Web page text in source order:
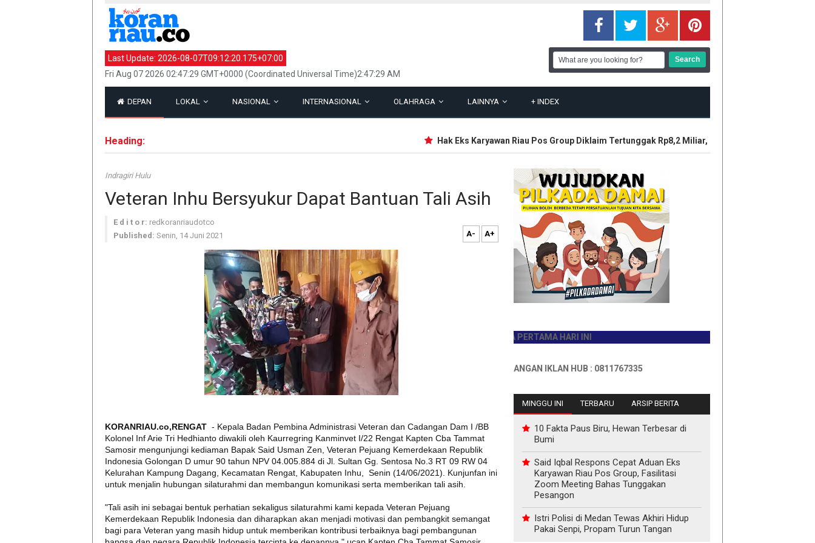
Last Update: 2026-08-07T09:12:20.175+07:00
Fri Aug 07 2026 02:47:29 GMT+0000 (Coordinated Universal Time)2:47:29 AM
DEPAN LOKAL NASIONAL INTERNASIONAL OLAHRAGA LAINNYA + INDEX
Heading: Hak Eks Karyawan Riau Pos Group Diklaim Tertunggak Rp8,2 Miliar, LBH Tuah Negeri Layangkan
Indragiri Hulu
Veteran Inhu Bersyukur Dapat Bantuan Tali Asih
E d i t o r: redkoranriaudotco
Published: Senin, 14 Juni 2021 A- A+
KORANRIAU.co,RENGAT - Kepala Badan Pembina Administrasi Veteran dan Cadangan Dam I /BB
Kolonel Inf Arie Tri Hedhianto diwakili oleh Kaurregring Kanminvet I/22 Rengat Kapten Cba Tammat
Samosir mengunjungi kediaman Bapak Said Usman Zen, Veteran Pejuang Kemerdekaan Republik
Indonesia Golongan D umur 90 tahun NPV 04.005.884 di Jl. Sultan Gg. Sentosa No.3 RT 09 RW 04
Kelurahan Kampung Dagang, Kecamatan Rengat, Kabupaten Inhu, Senin (14/06/2021). Kunjunfan ini
untuk menjalin hubungan silaturahmi dan membangun komunikasi serta memberikan tali asih.
"Tali asih ini sebagai bentuk perhatian sekaligus silaturahmi kami kepada Veteran Pejuang
Kemerdekaan Republik Indonesia dan diharapkan akan menjadi motivasi dan pembangkit semangat
bagi para Veteran yang masih hidup untuk memberikan kontribusi terbaiknya bagi pembangunan
JADILAH PEMBACA PERTAMA HARI INI
INFO PEMASANGAN IKLAN HUB : 0811767335
MINGGU INI TERBARU ARSIP BERITA
10 Fakta Paus Biru, Hewan Terbesar di
Bumi
Said Iqbal Respons Cepat Aduan Eks
Karyawan Riau Pos Group, Fasilitasi
Zoom Meeting Bahas Tunggakan
Pesangon
Istri Polisi di Medan Tewas Akhiri Hidup
Pakai Senpi, Propam Turun Tangan